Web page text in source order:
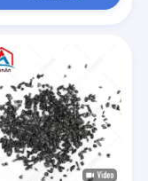
سبيكة معدنية
الكربون فيرو كروم
معادن الأرض النادرة